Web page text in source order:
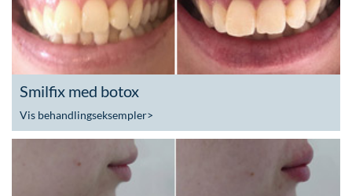
Smilfix med botox
Vis behandlingseksempler>